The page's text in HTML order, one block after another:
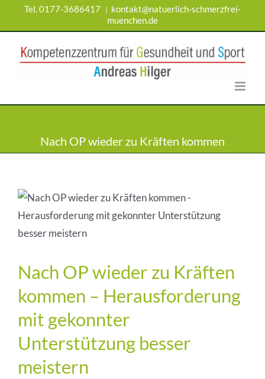
springen
Tel. 0177-3686417 | kontakt@natuerlich-schmerzfrei-
muenchen.de
Nach OP wieder zu Kräften kommen
Nach OP wieder zu Kräften
kommen – Herausforderung
mit gekonnter
Unterstützung besser
meistern